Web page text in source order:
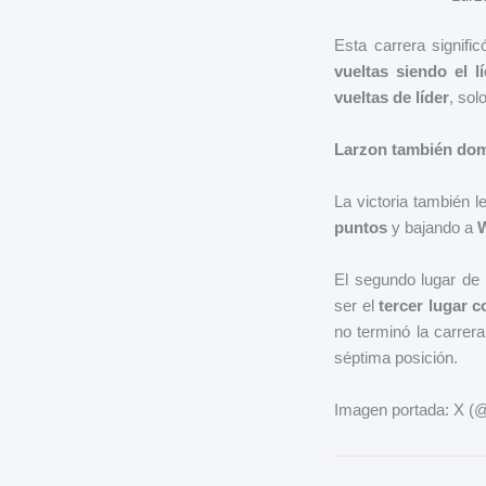
Esta carrera
vueltas siendo el
vueltas de líder,
Larzon también
La victoria también
puntos y bajando a
El segundo lugar
ser eltercer lugar
no terminó la
séptima posición.
Imagen portada: X